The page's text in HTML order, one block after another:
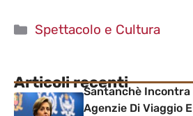
Categorie
Spettacolo e Cultura
Articoli recentiSantanchè Incontra
Agenzie Di Viaggio E